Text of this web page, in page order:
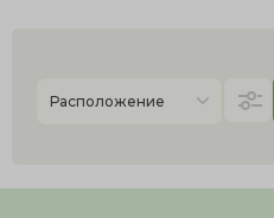
Расположение